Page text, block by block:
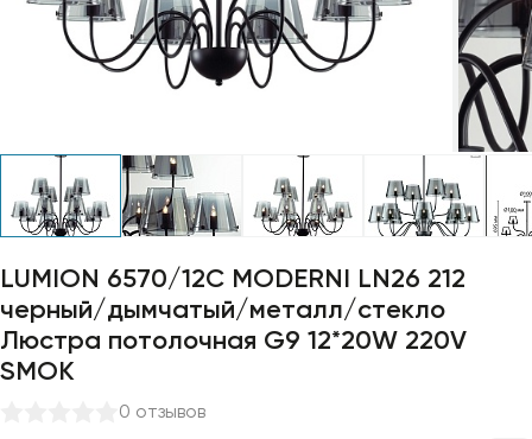
LUMION 6570/12C MODERNI LN26 212
черный/дымчатый/металл/стекло
Люстра потолочная G9 12*20W 220V
SMOK
0 отзывов
Профили для ленты
Лампочки